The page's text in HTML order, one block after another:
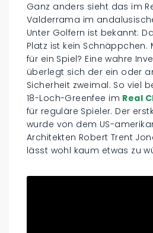
Ganz anders sieht das im
Valderrama im
Unter Golfern ist bekannt:
Platz ist kein Schnäppchen.
für ein Spiel? Eine wahre
überlegt sich der ein oder
Sicherheit zweimal. So viel
18-Loch-Greenfee im Real
für reguläre Spieler. Der
wurde von dem US-
Architekten Robert Trent
lässt wohl kaum etwas zu